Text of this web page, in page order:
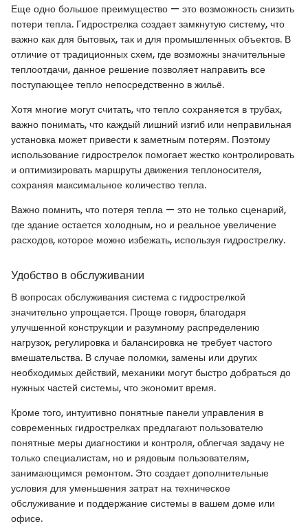
Еще одно большое преимущество — это возможность снизить
потери тепла. Гидрострелка создает замкнутую систему, что
важно как для бытовых, так и для промышленных объектов. В
отличие от традиционных схем, где возможны значительные
теплоотдачи, данное решение позволяет направить все
поступающее тепло непосредственно в жильё.
Хотя многие могут считать, что тепло сохраняется в трубах,
важно понимать, что каждый лишний изгиб или неправильная
установка может привести к заметным потерям. Поэтому
использование гидрострелок помогает жестко контролировать
и оптимизировать маршруты движения теплоносителя,
сохраняя максимальное количество тепла.
Важно помнить, что потеря тепла — это не только сценарий,
где здание остается холодным, но и реальное увеличение
расходов, которое можно избежать, используя гидрострелку.
Удобство в обслуживании
В вопросах обслуживания система с гидрострелкой
значительно упрощается. Проще говоря, благодаря
улучшенной конструкции и разумному распределению
нагрузок, регулировка и балансировка не требует частого
вмешательства. В случае поломки, замены или других
необходимых действий, механики могут быстро добраться до
нужных частей системы, что экономит время.
Кроме того, интуитивно понятные панели управления в
современных гидрострелках предлагают пользователю
понятные меры диагностики и контроля, облегчая задачу не
только специалистам, но и рядовым пользователям,
занимающимся ремонтом. Это создает дополнительные
условия для уменьшения затрат на техническое
обслуживание и поддержание системы в вашем доме или
офисе.